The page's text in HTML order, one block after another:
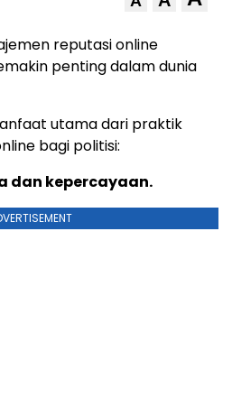
reputasi online
penting dalam dunia
utama dari praktik
bagi politisi:
dan kepercayaan.